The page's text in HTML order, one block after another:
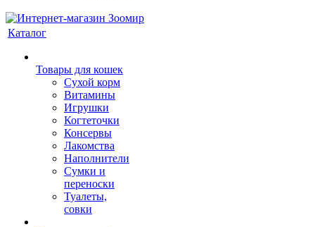
Каталог
Товары для кошек
Cухой корм
Витамины
Игрушки
Когтеточки
Консервы
Лакомства
Наполнители
Сумки и
переноски
Туалеты,
совки